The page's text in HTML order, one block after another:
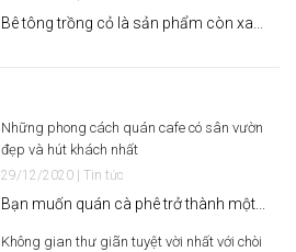
Bê tông trồng cỏ là sản phẩm còn xa...
Những phong cách quán cafe có sân vườn
đẹp và hút khách nhất
29/12/2020 | Tin tức
Bạn muốn quán cà phê trở thành một...
Không gian thư giãn tuyệt vời nhất với chòi